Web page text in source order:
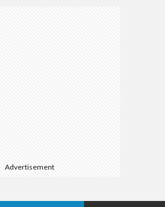
Advertisement